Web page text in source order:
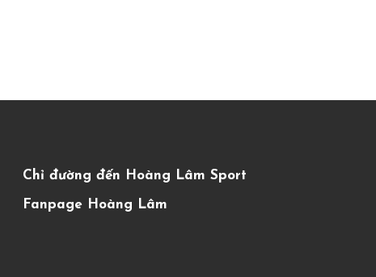
Chỉ đường đến Hoàng Lâm Sport
Fanpage Hoàng Lâm